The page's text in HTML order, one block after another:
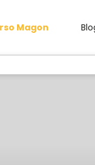
Magon